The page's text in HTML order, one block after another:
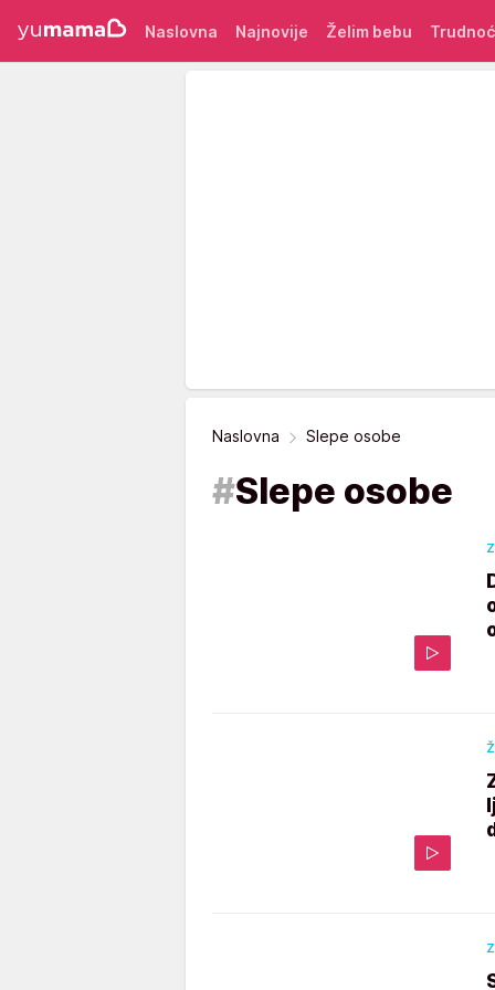
Naslovna Najnovije Želim bebu
Naslovna Slepe osobe
#Slepe osobe